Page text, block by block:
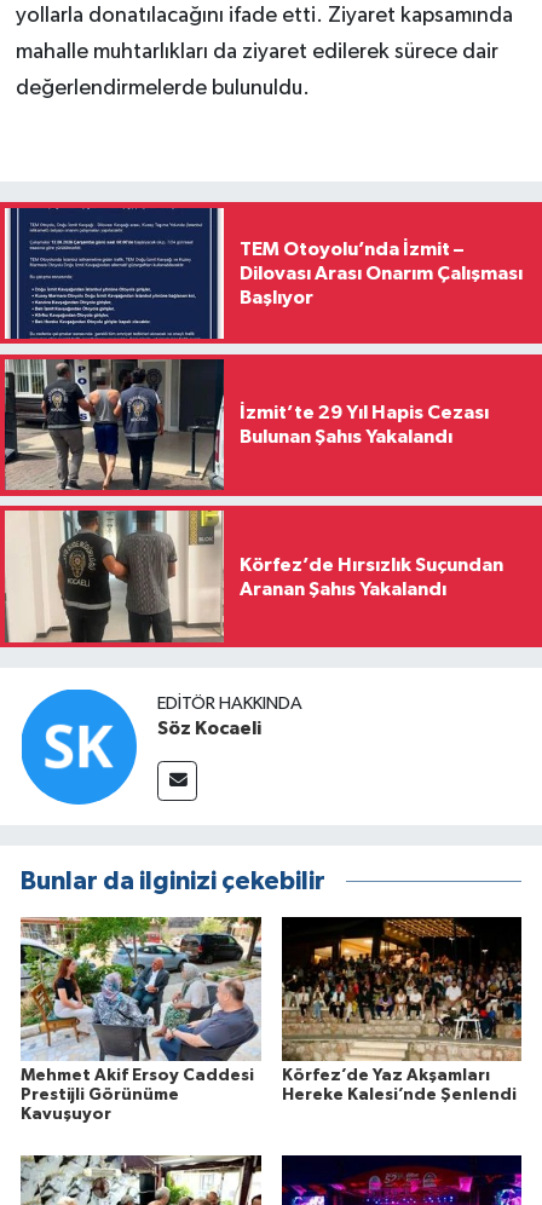
yollarla donatılacağını ifade etti. Ziyaret kapsamında
mahalle muhtarlıkları da ziyaret edilerek sürece dair
değerlendirmelerde bulunuldu.
TEM Otoyolu’nda İzmit –
Dilovası Arası Onarım Çalışması
Başlıyor
İzmit’te 29 Yıl Hapis Cezası
Bulunan Şahıs Yakalandı
Körfez’de Hırsızlık Suçundan
Aranan Şahıs Yakalandı
EDITÖR HAKKINDA
Söz Kocaeli
Bunlar da ilginizi çekebilir
Mehmet Akif Ersoy Caddesi
Prestijli Görünüme
Kavuşuyor
Körfez’de Yaz Akşamları
Hereke Kalesi’nde Şenlendi